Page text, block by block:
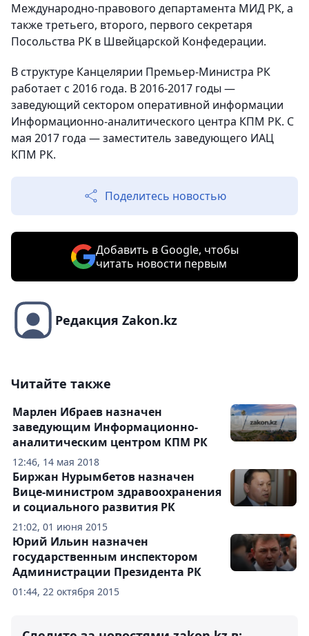
Международно-правового департамента МИД РК, а
также третьего, второго, первого секретаря
Посольства РК в Швейцарской Конфедерации.
В структуре Канцелярии Премьер-Министра РК
работает с 2016 года. В 2016-2017 годы —
заведующий сектором оперативной информации
Информационно-аналитического центра КПМ РК. С
мая 2017 года — заместитель заведующего ИАЦ
КПМ РК.
Поделитесь новостью
Добавить в Google, чтобы
читать новости первым
Редакция Zakon.kz
Читайте также
12:46, 14 мая 2018
Марлен Ибраев назначен
заведующим Информационно-
аналитическим центром КПМ РК
21:02, 01 июня 2015
Биржан Нурымбетов назначен
Вице-министром здравоохранения
и социального развития РК
01:44, 22 октября 2015
Юрий Ильин назначен
государственным инспектором
Администрации Президента РК